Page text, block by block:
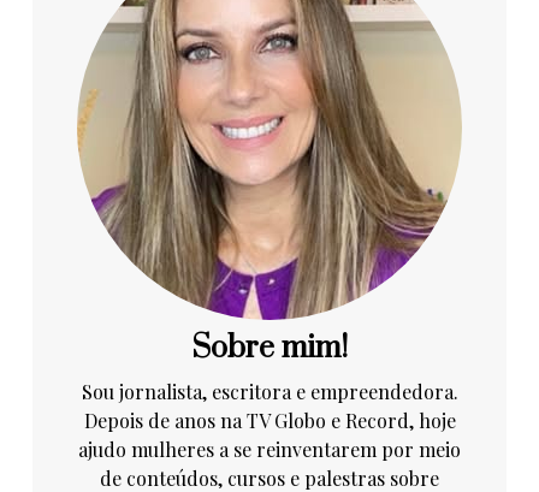
Sobre mim!
Sou jornalista, escritora e empreendedora.
Depois de anos na TV Globo e Record, hoje
ajudo mulheres a se reinventarem por meio
de conteúdos, cursos e palestras sobre